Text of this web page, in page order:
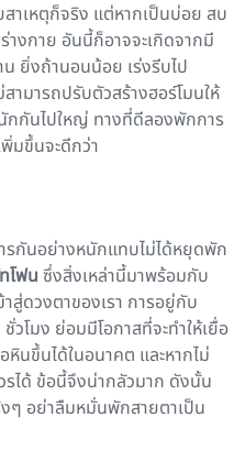
าเหตุก็จริง แต่หากเป็นบ่อย สบ
งกาย อันนี้ก็อาจจะเกิดจากมี
ยิ่งถ้านอนน้อย เร่งรีบไป
ามารถปรับตัวสร้างฮอร์โมนให้
กกันไปใหญ่ ทางที่ดีลองพักการ
มขึ้นจะดีกว่า
รกันอย่างหนักแทบไม่ได้หยุดพัก
โฟน ซึ่งสิ่งเหล่านี้มาพร้อมกับ
สู่ดวงตาของเรา การอยู่กับ
โมง ย่อมมีโอกาสที่จะทำให้เยื่อ
นขึ้นได้ในอนาคต และหากไม่
ได้ ข้อนี้จึงน่ากลัวมาก ดังนั้น
ๆ อย่าลืมหมั่นพักสายตาเป็น